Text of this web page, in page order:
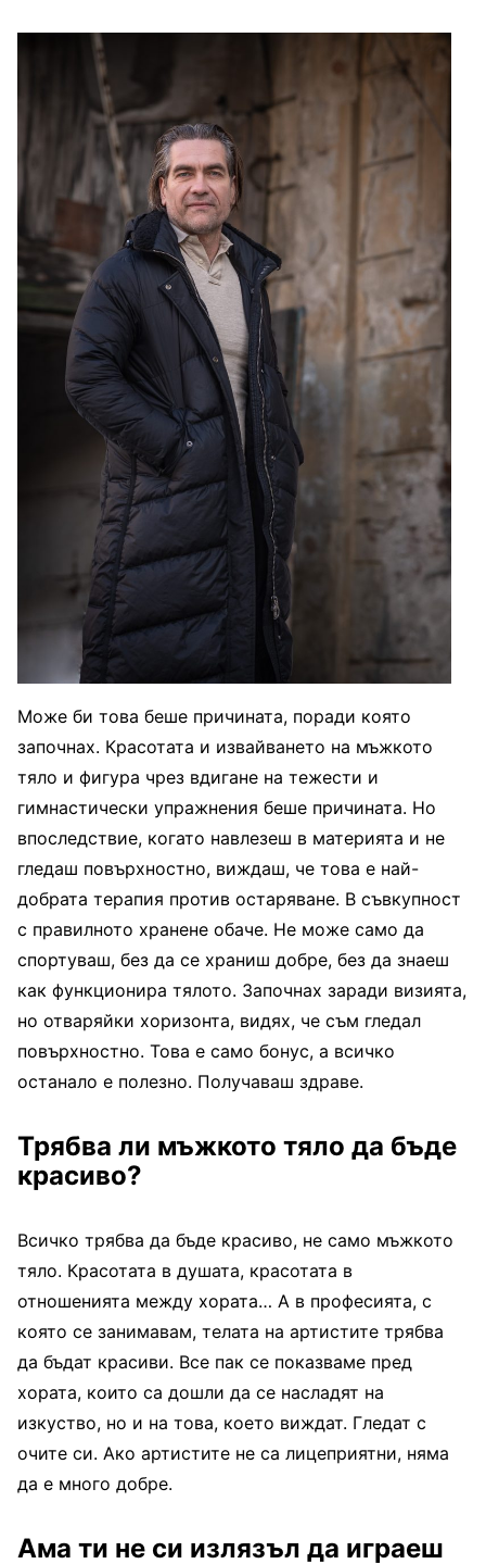
Може би това беше причината, поради която
започнах. Красотата и извайването на мъжкото
тяло и фигура чрез вдигане на тежести и
гимнастически упражнения беше причината. Но
впоследствие, когато навлезеш в материята и не
гледаш повърхностно, виждаш, че това е най-
добрата терапия против остаряване. В съвкупност
с правилното хранене обаче. Не може само да
спортуваш, без да се храниш добре, без да знаеш
как функционира тялото. Започнах заради визията,
но отваряйки хоризонта, видях, че съм гледал
повърхностно. Това е само бонус, а всичко
останало е полезно. Получаваш здраве.
Трябва ли мъжкото тяло да бъде
красиво?
Всичко трябва да бъде красиво, не само мъжкото
тяло. Красотата в душата, красотата в
отношенията между хората… А в професията, с
която се занимавам, телата на артистите трябва
да бъдат красиви. Все пак се показваме пред
хората, които са дошли да се насладят на
изкуство, но и на това, което виждат. Гледат с
очите си. Ако артистите не са лицеприятни, няма
да е много добре.
Ама ти не си излязъл да играеш